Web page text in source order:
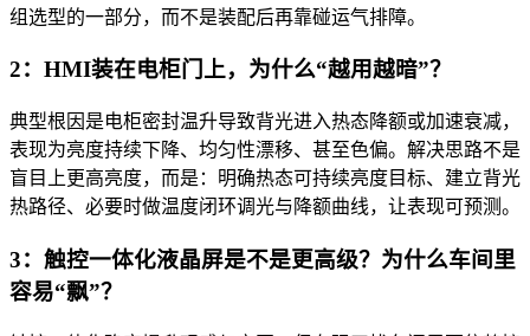
组选型的一部分，而不是装配后再靠碰运气排障。
2：HMI装在电柜门上，为什么“越用越暗”？
典型根因是电柜密封温升导致背光进入热态降额或加速衰减，
表现为亮度持续下降、均匀性漂移、甚至色偏。解决思路不是
盲目上更高亮度，而是：明确热态可持续亮度目标、建立背光
热路径、必要时做温度闭环调光与降额曲线，让表现可预测。
3：触控一体化液晶屏是不是更高级？为什么车间里
容易“飘”？